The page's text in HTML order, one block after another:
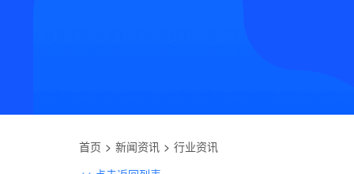
首页 新闻资讯
行业资讯